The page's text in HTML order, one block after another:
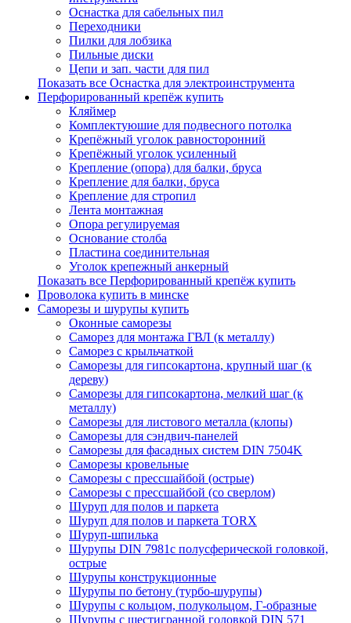
Оснастка для сабельных пил
Переходники
Пилки для лобзика
Пильные диски
Цепи и зап. части для пил
Показать все Оснастка для электроинструмента
Перфорированный крепёж купить
Кляймер
Комплектуюшие для подвесного потолка
Крепёжный уголок равносторонний
Крепёжный уголок усиленный
Крепление (опора) для балки, бруса
Крепление для балки, бруса
Крепление для стропил
Лента монтажная
Опора регулируемая
Основание столба
Пластина соединительная
Уголок крепежный анкерный
Показать все Перфорированный крепёж купить
Проволока купить в минске
Саморезы и шурупы купить
Оконные саморезы
Саморез для монтажа ГВЛ (к металлу)
Саморез с крыльчаткой
Саморезы для гипсокартона, крупный шаг (к
дереву)
Саморезы для гипсокартона, мелкий шаг (к
металлу)
Саморезы для листового металла (клопы)
Саморезы для сэндвич-панелей
Саморезы для фасадных систем DIN 7504K
Саморезы кровельные
Саморезы с прессшайбой (острые)
Саморезы с прессшайбой (со сверлом)
Шуруп для полов и паркета
Шуруп для полов и паркета TORX
Шуруп-шпилька
Шурупы DIN 7981с полусферической головкой,
острые
Шурупы конструкционные
Шурупы по бетону (турбо-шурупы)
Шурупы с кольцом, полукольцом, Г-образные
Шурупы с шестигранной головкой DIN 571